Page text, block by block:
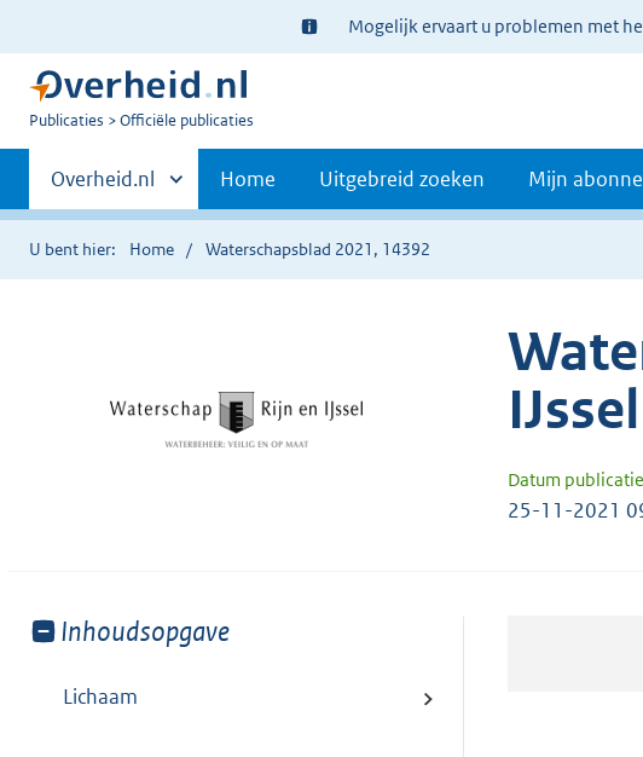
Ter
informatie:
Mogelijk ervaart u problemen met
U
Publicaties Officiële publicaties
Primaire
navigatie
Andere
sites
binnen
Overheid.nl Home Uitgebreid zoeken Mijn
U bent hier: Home Waterschapsblad 2021, 14392
IJssel
Datum publicatie
25-11-2021
Toon
van:
Inhoudsopgave
Lichaam